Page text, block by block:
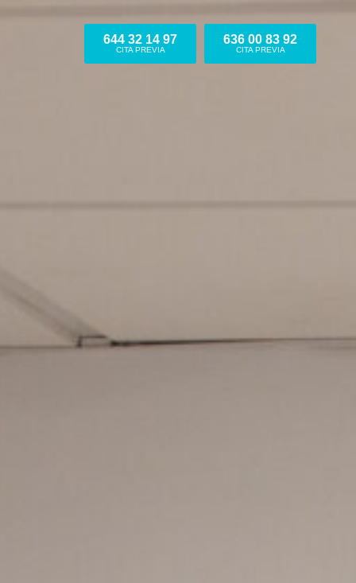
644 32 14 97
CITA PREVIA
636 00 83 92
CITA PREVIA